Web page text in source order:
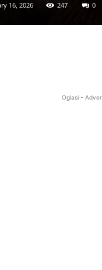
16, 2026 247 0
Oglasi -